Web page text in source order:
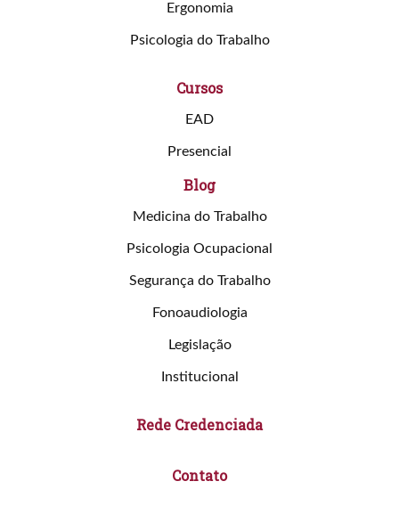
Ergonomia
Psicologia do Trabalho
Cursos
EAD
Presencial
Blog
Medicina do Trabalho
Psicologia Ocupacional
Segurança do Trabalho
Fonoaudiologia
Legislação
Institucional
Rede Credenciada
Contato